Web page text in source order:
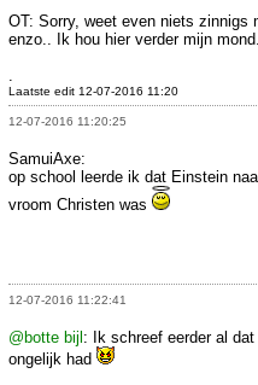
OT: Sorry, weet even niets zinnigs
enzo.. Ik hou hier verder mijn mond..
Laatste edit 12-07-2016 11:20
12-07-2016 11:20:25
SamuiAxe:
op school leerde ik dat Einstein
vroom Christen was
12-07-2016 11:22:41
@botte bijl : Ik schreef eerder al
ongelijk had